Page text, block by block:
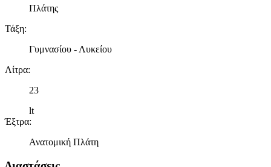
Πλάτης
Τάξη:
Γυμνασίου - Λυκείου
Λίτρα:
23
lt
Έξτρα:
Ανατομική Πλάτη